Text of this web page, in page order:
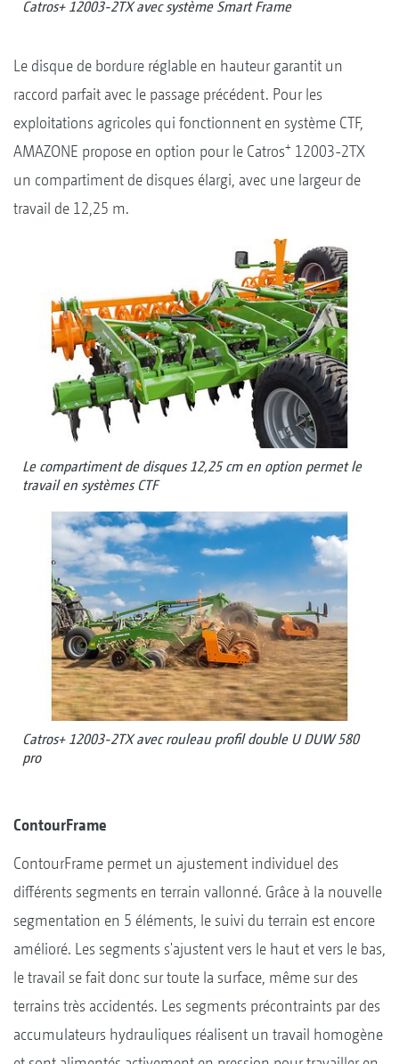
Catros+ 12003-2TX avec système Smart Frame
Le disque de bordure réglable en hauteur garantit un
raccord parfait avec le passage précédent. Pour les
exploitations agricoles qui fonctionnent en système CTF,
AMAZONE propose en option pour le Catros+ 12003-2TX
un compartiment de disques élargi, avec une largeur de
travail de 12,25 m.
Le compartiment de disques 12,25 cm en option permet le
travail en systèmes CTF
Catros+ 12003-2TX avec rouleau profil double U DUW 580
pro
ContourFrame
ContourFrame permet un ajustement individuel des
différents segments en terrain vallonné. Grâce à la nouvelle
segmentation en 5 éléments, le suivi du terrain est encore
amélioré. Les segments s'ajustent vers le haut et vers le bas,
le travail se fait donc sur toute la surface, même sur des
terrains très accidentés. Les segments précontraints par des
accumulateurs hydrauliques réalisent un travail homogène